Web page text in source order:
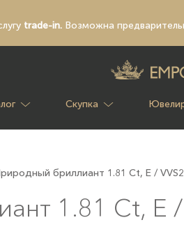
trade-in.Возможна
Скупка
бриллиант 1.81 Ct, E /
1.81 Ct, E